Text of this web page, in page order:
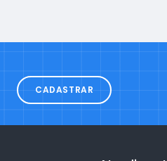
CADASTRAR